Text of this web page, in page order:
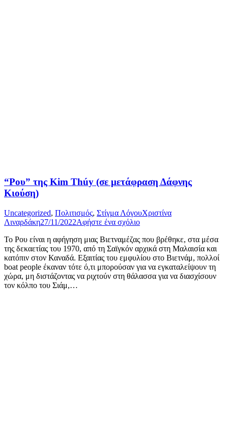
“Ρου” της Kim Thúy (σε μετάφραση Δάφνης
Κιούση)
Uncategorized, Πολιτισμός, Στίγμα ΛόγουΧριστίνα
Λιναρδάκη27/11/2022Αφήστε ένα σχόλιο
Το Ρου είναι η αφήγηση μιας Βιετναμέζας που βρέθηκε, στα μέσα
της δεκαετίας του 1970, από τη Σαϊγκόν αρχικά στη Μαλαισία και
κατόπιν στον Καναδά. Εξαιτίας του εμφυλίου στο Βιετνάμ, πολλοί
boat people έκαναν τότε ό,τι μπορούσαν για να εγκαταλείψουν τη
χώρα, μη διστάζοντας να ριχτούν στη θάλασσα για να διασχίσουν
τον κόλπο του Σιάμ,…